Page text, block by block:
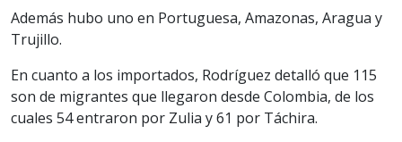
Además hubo uno en Portuguesa, Amazonas, Aragua y
Trujillo.
En cuanto a los importados, Rodríguez detalló que 115
son de migrantes que llegaron desde Colombia, de los
cuales 54 entraron por Zulia y 61 por Táchira.